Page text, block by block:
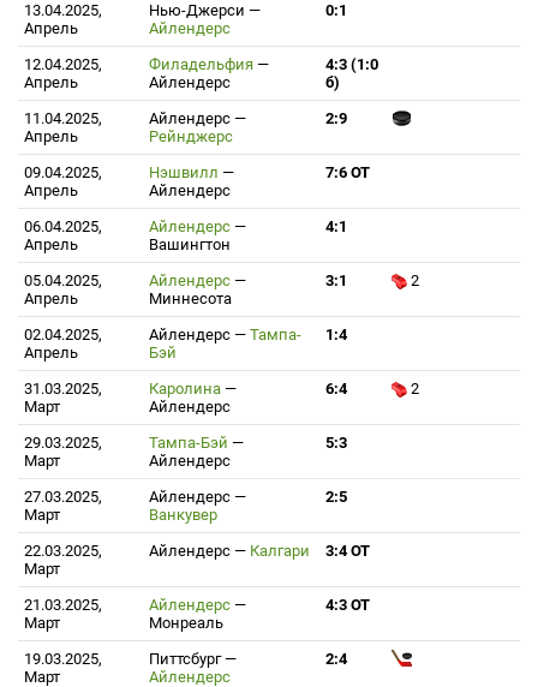
13.04.2025,
Апрель
Нью-Джерси —
Айлендерс
0:1
12.04.2025,
Апрель
Филадельфия —
Айлендерс
4:3 (1:0
б)
11.04.2025,
Апрель
Айлендерс —
Рейнджерс
2:9
09.04.2025,
Апрель
Нэшвилл —
Айлендерс
7:6 ОТ
06.04.2025,
Апрель
Айлендерс —
Вашингтон
4:1
05.04.2025,
Апрель
Айлендерс —
Миннесота
3:1 2
02.04.2025,
Апрель
Айлендерс — Тампа-
Бэй
1:4
31.03.2025,
Март
Каролина —
Айлендерс
6:4 2
29.03.2025,
Март
Тампа-Бэй —
Айлендерс
5:3
27.03.2025,
Март
Айлендерс —
Ванкувер
2:5
22.03.2025,
Март
Айлендерс — Калгари 3:4 ОТ
21.03.2025,
Март
Айлендерс —
Монреаль
4:3 ОТ
19.03.2025,
Март
Питтсбург —
Айлендерс
2:4